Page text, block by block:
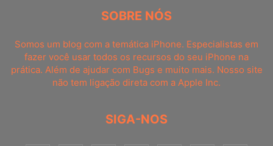
SOBRE NÓS
Somos um blog com a temática iPhone. Especialistas em
fazer você usar todos os recursos do seu iPhone na
prática. Além de ajudar com Bugs e muito mais. Nosso site
não tem ligação direta com a Apple Inc.
SIGA-NOS